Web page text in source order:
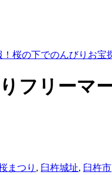
！桜の下でのんびりお宝
りフリー
まつり , 臼杵城址, 臼杵市